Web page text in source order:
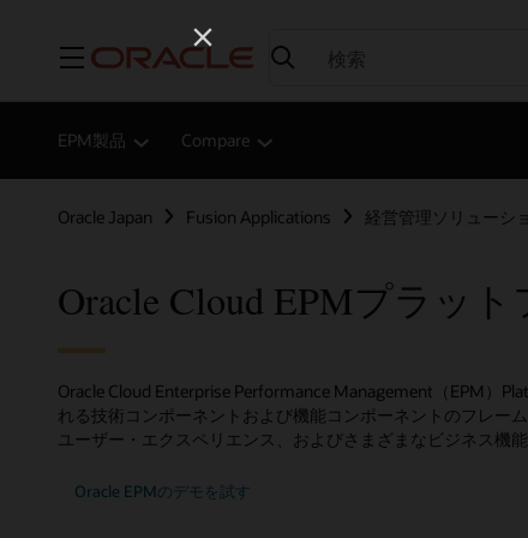
メニュー
EPM製品 Compare
Oracle Japan Fusion Applications 経営管理ソリューシ
Oracle Cloud EPMプラッ
Oracle Cloud Enterprise Performance Management（EPM）
れる技術コンポーネントおよび機能コンポーネントのフレー
ユーザー・エクスペリエンス、およびさまざまなビジネス機
Oracle EPMのデモを試す